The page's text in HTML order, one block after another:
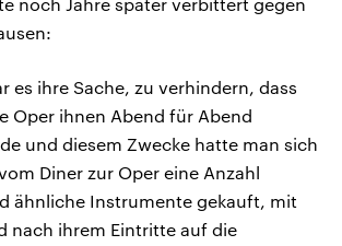
noch Jahre später verbittert gegen
es ihre Sache, zu verhindern, dass
Oper ihnen Abend für Abend
und diesem Zwecke hatte man sich
Diner zur Oper eine Anzahl
ähnliche Instrumente gekauft, mit
nach ihrem Eintritte auf die